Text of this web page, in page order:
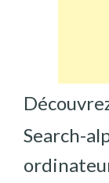
Search-